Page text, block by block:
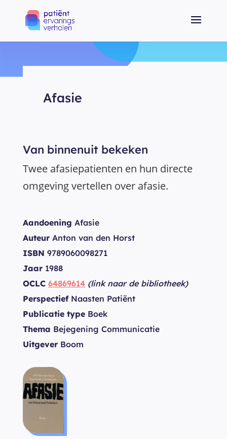
Afasie
Van binnenuit bekeken
Twee afasiepatienten en hun directe
omgeving vertellen over afasie.
Aandoening Afasie
Auteur Anton van den Horst
ISBN 9789060098271
Jaar 1988
OCLC 64869614 (link naar de bibliotheek)
PerspectiefNaasten Patiënt
Publicatie type Boek
Thema Bejegening Communicatie
Uitgever Boom